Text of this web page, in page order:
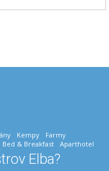
Kempy
Farmy
Bed & Breakfast Aparthotel
Elba?